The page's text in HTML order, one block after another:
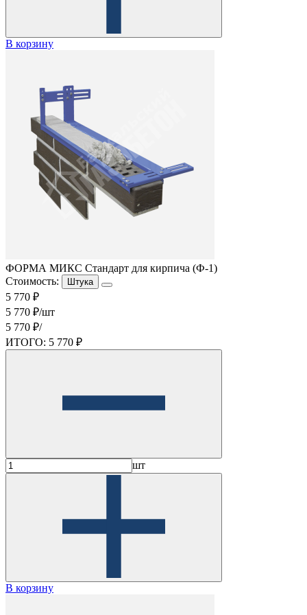
В корзину
ФОРМА МИКС Стандарт для кирпича (Ф-1)
Стоимость:
Штука
5 770 ₽
5 770 ₽/шт
5 770 ₽/
ИТОГО: 5 770 ₽
шт
В корзину